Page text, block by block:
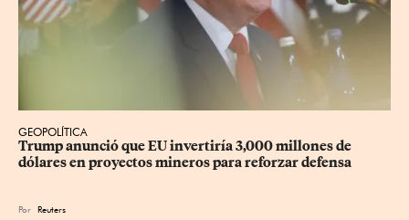
GEOPOLÍTICA
Trump anunció que EU invertiría 3,000 millones de
dólares en proyectos mineros para reforzar defensa
Por Reuters